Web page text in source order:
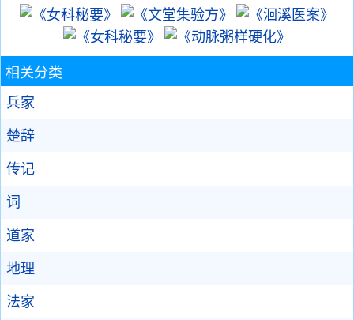
相关分类
兵家
楚辞
传记
词
道家
地理
法家